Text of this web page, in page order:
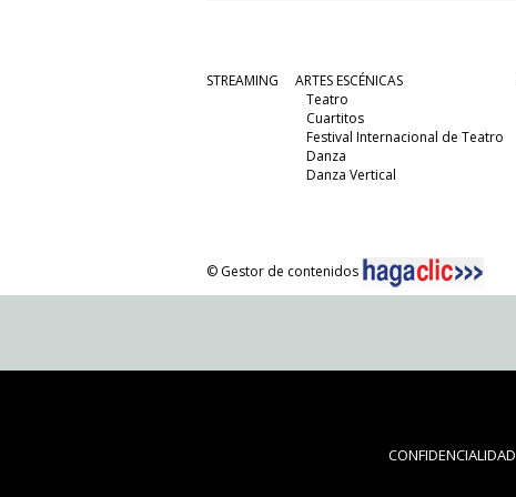
STREAMING
ARTES ESCÉNICAS
Teatro
Cuartitos
Festival Internacional de Teatro
Danza
Danza Vertical
© Gestor de contenidos
CONFIDENCIALIDAD